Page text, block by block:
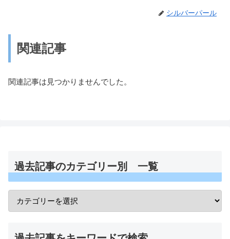
シルバーパール
関連記事
関連記事は見つかりませんでした。
過去記事のカテゴリー別 一覧